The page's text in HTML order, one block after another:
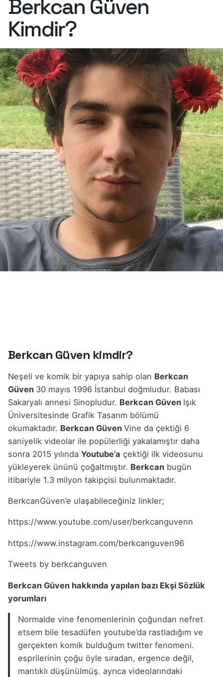
Berkcan Güven
Kimdir?
Berkcan Güven kimdir?
Neşeli ve komik bir yapıya sahip olan Berkcan
Güven 30 mayıs 1996 İstanbul doğmludur. Babası
Sakaryalı annesi Sinopludur. Berkcan Güven Işık
Üniversitesinde Grafik Tasarım bölümü
okumaktadır. Berkcan Güven Vine da çektiği 6
saniyelik videolar ile popülerliği yakalamıştır daha
sonra 2015 yılında Youtube’a çektiği ilk videosunu
yükleyerek ününü çoğaltmıştır. Berkcan bugün
itibariyle 1.3 milyon takipçisi bulunmaktadır.
BerkcanGüven’e ulaşabileceğiniz linkler;
https://www.youtube.com/user/berkcanguvenn
https://www.instagram.com/berkcanguven96
Tweets by berkcanguven
Berkcan Güven hakkında yapılan bazı Ekşi Sözlük
yorumları
Normalde vine fenomenlerinin çoğundan nefret
etsem bile tesadüfen youtube’da rastladığım ve
gerçekten komik bulduğum twitter fenomeni.
esprilerinin çoğu öyle sıradan, ergence değil,
mantıklı düşünülmüş. ayrıca videolarındaki